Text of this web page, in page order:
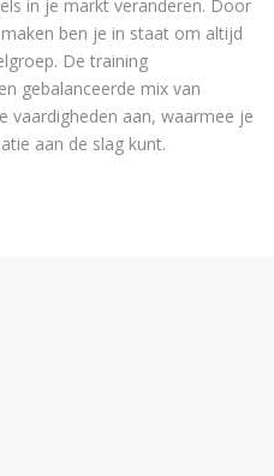
in je markt veranderen. Door
maken ben je in staat om altijd
De training
gebalanceerde mix van
vaardigheden aan, waarmee je
aan de slag kunt.